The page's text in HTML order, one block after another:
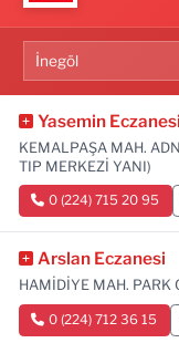
Yasemin Eczanesi
KEMALPAŞA MAH.
TIP MERKEZİ YANI)
0 (224) 715 20 95
Arslan Eczanesi
HAMİDİYE MAH. PARK
0 (224) 712 36 15